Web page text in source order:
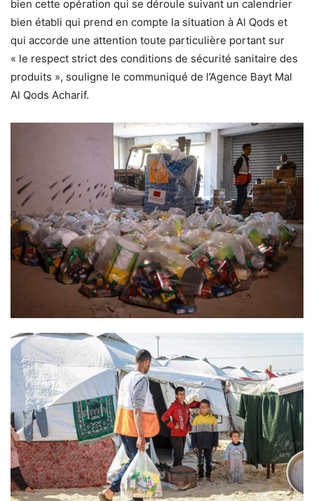
bien cette opération qui se déroule suivant un calendrier
bien établi qui prend en compte la situation à Al Qods et
qui accorde une attention toute particulière portant sur
« le respect strict des conditions de sécurité sanitaire des
produits », souligne le communiqué de l’Agence Bayt Mal
Al Qods Acharif.